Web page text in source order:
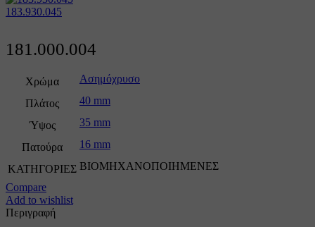
183.930.045
181.000.004
Χρώμα Ασημόχρυσο
Πλάτος 40 mm
Ύψος 35 mm
Πατούρα 16 mm
ΚΑΤΗΓΟΡΙΕΣ ΒΙΟΜΗΧΑΝΟΠΟΙΗΜΕΝΕΣ
Compare
Add to wishlist
Περιγραφή